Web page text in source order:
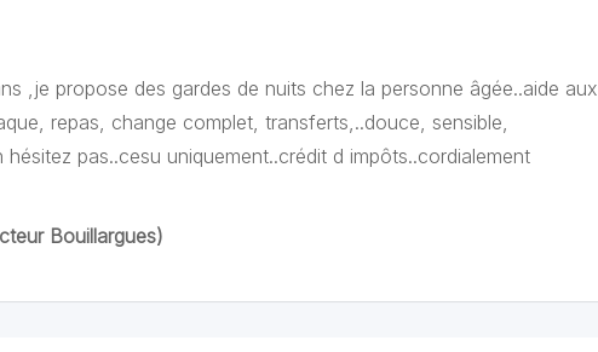
,je propose des gardes de nuits chez la personne âgée..aide aux
repas, change complet, transferts,..douce, sensible,
pas..cesu uniquement..crédit d impôts..cordialement
Bouillargues)